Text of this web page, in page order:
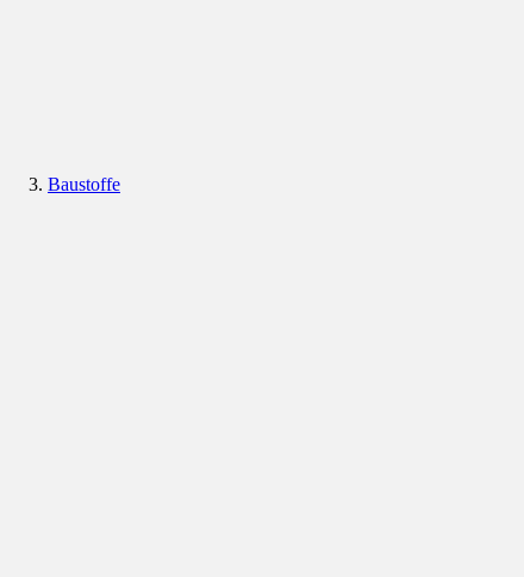
Baustoffe